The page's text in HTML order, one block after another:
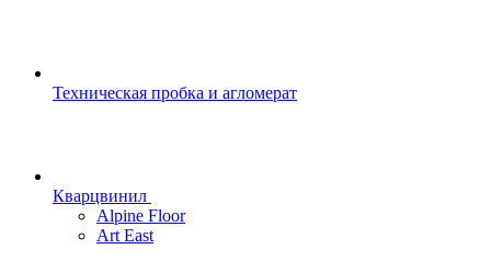
Техническая пробка и агломерат
Кварцвинил
Alpine Floor
Art East